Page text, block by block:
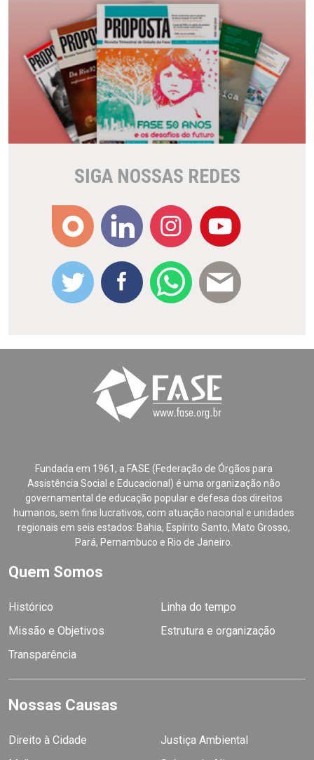
SIGA NOSSAS REDES
Fundada em 1961, a FASE (Federação de Órgãos para
Assistência Social e Educacional) é uma organização não
governamental de educação popular e defesa dos direitos
humanos, sem fins lucrativos, com atuação nacional e unidades
regionais em seis estados: Bahia, Espírito Santo, Mato Grosso,
Pará, Pernambuco e Rio de Janeiro.
Quem Somos
Histórico
Linha do tempo
Missão e Objetivos
Estrutura e organização
Transparência
Nossas Causas
Direito à Cidade
Justiça Ambiental